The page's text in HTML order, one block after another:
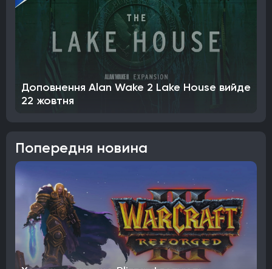
Доповнення Alan Wake 2 Lake House вийде
22 жовтня
Попередня новина